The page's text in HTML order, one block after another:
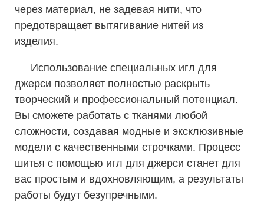
через материал, не задевая нити, что
предотвращает вытягивание нитей из
изделия.
Использование специальных игл для
джерси позволяет полностью раскрыть
творческий и профессиональный потенциал.
Вы сможете работать с тканями любой
сложности, создавая модные и эксклюзивные
модели с качественными строчками. Процесс
шитья с помощью игл для джерси станет для
вас простым и вдохновляющим, а результаты
работы будут безупречными.